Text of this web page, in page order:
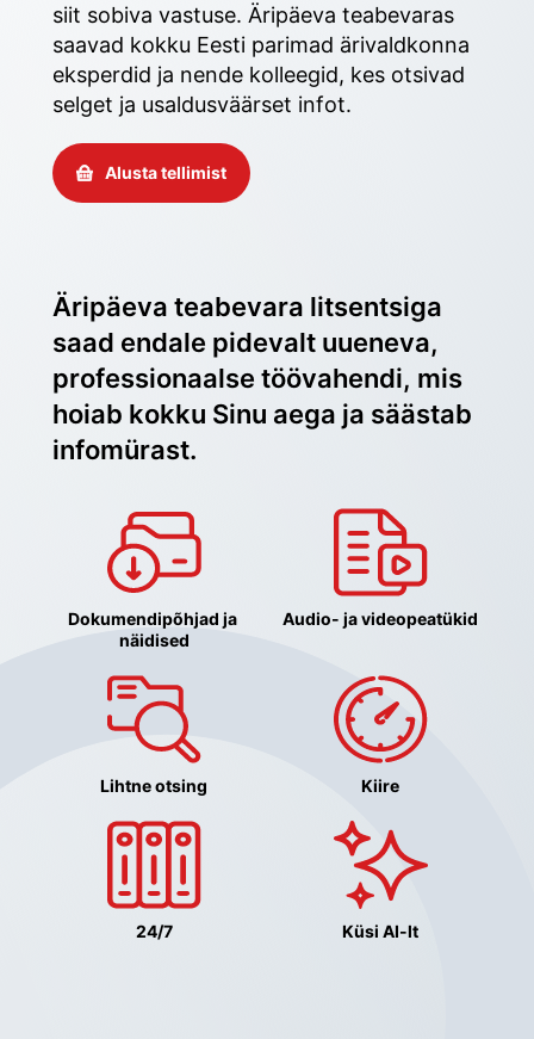
siit sobiva vastuse. Äripäeva teabevaras
saavad kokku Eesti parimad ärivaldkonna
eksperdid ja nende kolleegid, kes otsivad
selget ja usaldusväärset infot.
Alusta tellimist
Äripäeva teabevara litsentsiga
saad endale pidevalt uueneva,
professionaalse töövahendi, mis
hoiab kokku Sinu aega ja säästab
infomürast.
Dokumendipõhjad ja
näidised
Audio- ja videopeatükid
Lihtne otsing Kiire
24/7 Küsi AI-lt